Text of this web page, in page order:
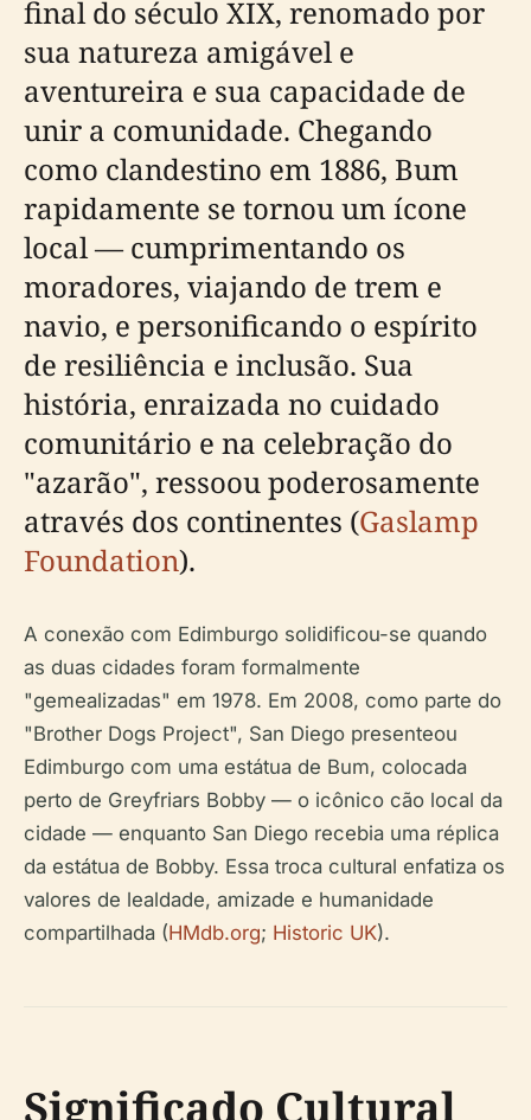
final do século XIX, renomado por
sua natureza amigável e
aventureira e sua capacidade de
unir a comunidade. Chegando
como clandestino em 1886, Bum
rapidamente se tornou um ícone
local — cumprimentando os
moradores, viajando de trem e
navio, e personificando o espírito
de resiliência e inclusão. Sua
história, enraizada no cuidado
comunitário e na celebração do
"azarão", ressoou poderosamente
através dos continentes (Gaslamp
Foundation).
A conexão com Edimburgo solidificou-se quando
as duas cidades foram formalmente
"gemealizadas" em 1978. Em 2008, como parte do
"Brother Dogs Project", San Diego presenteou
Edimburgo com uma estátua de Bum, colocada
perto de Greyfriars Bobby — o icônico cão local da
cidade — enquanto San Diego recebia uma réplica
da estátua de Bobby. Essa troca cultural enfatiza os
valores de lealdade, amizade e humanidade
compartilhada (HMdb.org; Historic UK).
Significado Cultural